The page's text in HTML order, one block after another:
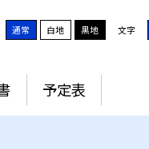
通常 白地 黒地 文字
予定表